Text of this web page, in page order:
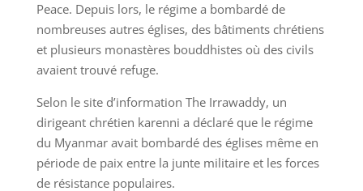
Peace. Depuis lors, le régime a bombardé de
nombreuses autres églises, des bâtiments chrétiens
et plusieurs monastères bouddhistes où des civils
avaient trouvé refuge.
Selon le site d’information The Irrawaddy, un
dirigeant chrétien karenni a déclaré que le régime
du Myanmar avait bombardé des églises même en
période de paix entre la junte militaire et les forces
de résistance populaires.